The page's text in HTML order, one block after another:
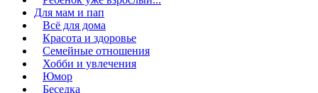
Для мам и пап
Всё для дома
Красота и здоровье
Семейные отношения
Хобби и увлечения
Юмор
Беседка